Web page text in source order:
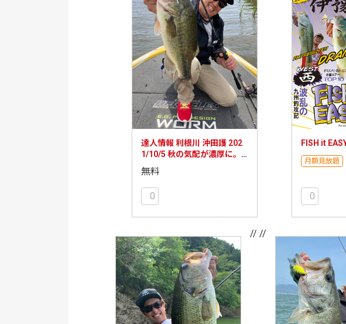
達人情報 利根川 沖田護 202
1/10/5 秋の気配が濃厚に。
こんな時はスピナベのスロー
引き！
無料
0
FISH it
月額見放題
0
// //